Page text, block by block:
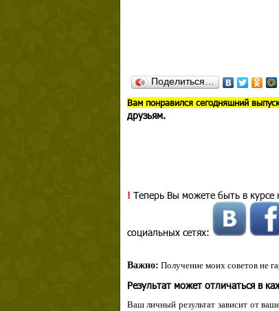
Поделиться…
Вам понравился сегодняшний
друзьям.
! Теперь Вы можете быть в
социальных сетях:
Важно: Получение моих советов не
Результат может отличаться в
Ваш личный результат зависит от